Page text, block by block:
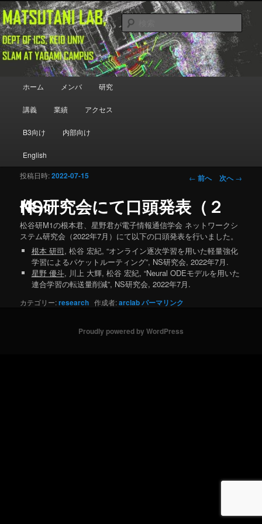
メインコンテンツへ移動
Matsutani Lab
Department of Information and Computer Science, Keio University
検
索
メインメニュー
ホーム メンバ 研究
講義 業績 アクセス
B3向け 内部向け
English
投稿ナビゲーシ
← 前へ 次へ→
NS研究会にて口頭発表（２件）
投稿日時:2022-07-15
松谷研M1の根本君、星野君が電子情報通信学会 ネットワークシ
ステム研究会（2022年7月）にて以下の口頭発表を行いました。
根本 研司, 松谷 宏紀, “オンライン逐次学習を用いた軽量強化
学習によるパケットルーティング”, NS研究会, 2022年7月.
星野 優斗, 川上 大輝, 松谷 宏紀, “Neural ODEモデルを用いた
連合学習の転送量削減”, NS研究会, 2022年7月.
カテゴリー:research 作成者:arclabパーマリンク
Proudly powered by WordPress